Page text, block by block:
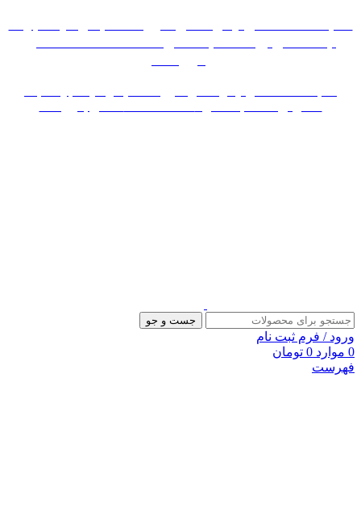
جست و جو
ورود / فرم ثبت نام
0 موارد 0 تومان
فهرست